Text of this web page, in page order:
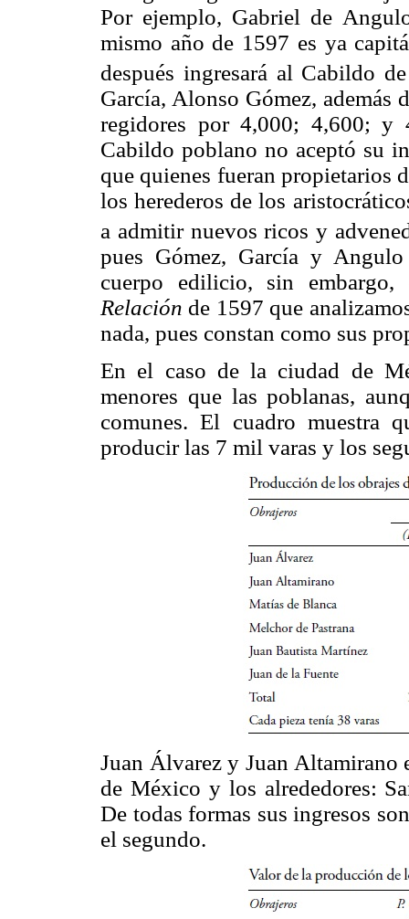
Por ejemplo, Gabriel de
mismo año de 1597 es ya
después ingresará al Cabildo
García, Alonso Gómez,
regidores por 4,000; 4,600; y
Cabildo poblano no aceptó su
que quienes fueran propietarios
los herederos de los
a admitir nuevos ricos y
pues Gómez, García y
cuerpo edilicio, sin
Relación de 1597 que
nada, pues constan como sus
En el caso de la ciudad de
menores que las poblanas,
comunes. El cuadro muestra
producir las 7 mil varas y los
Juan Álvarez y Juan Altamirano
de México y los alrededores:
De todas formas sus ingresos
el segundo.